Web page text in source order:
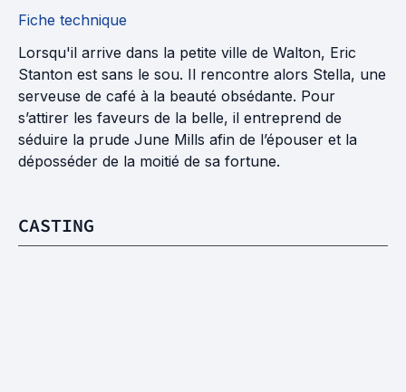
Fiche technique
Lorsqu'il arrive dans la petite ville de Walton, Eric
Stanton est sans le sou. Il rencontre alors Stella, une
serveuse de café à la beauté obsédante. Pour
s’attirer les faveurs de la belle, il entreprend de
séduire la prude June Mills afin de l’épouser et la
déposséder de la moitié de sa fortune.
CASTING